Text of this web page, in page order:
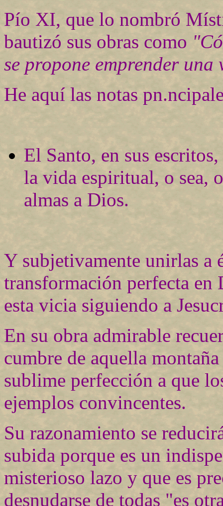
Pío XI, que lo nombró
bautizó sus obras como
se propone emprender una
He aquí las notas
El Santo, en sus
la vida espiritual, o sea,
almas a Dios.
Y subjetivamente unirlas a
transformación perfecta en
esta vicia siguiendo a
En su obra admirable
cumbre de aquella
sublime perfección a que
ejemplos convincentes.
Su razonamiento se
subida porque es un
misterioso lazo y que es
desnudarse de todas "es